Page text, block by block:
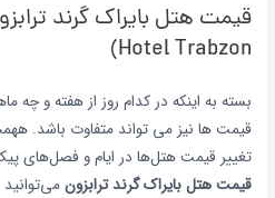
Hotel Trabzon)
بسته به اینکه در کدام روز از هفته و چه
قیمت ها نیز می تواند متفاوت باشد.
تغییر قیمت هتل‌ها در ایام و فصل‌های
قیمت هتل بایراک گرند ترابزون